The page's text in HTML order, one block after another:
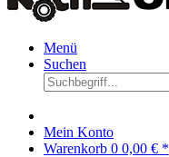
Menü
Suchen
Mein Konto
Warenkorb 0 0,00 € *